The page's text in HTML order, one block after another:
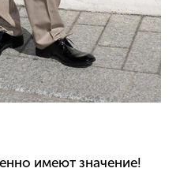
имеют значение!